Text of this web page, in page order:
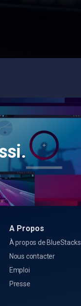
A Propos
À propos de BlueStacks
Nous contacter
Emploi
Presse